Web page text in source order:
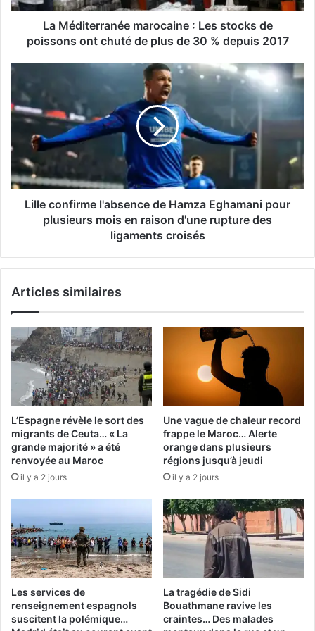
ont
de
depuis
2017
La Méditerranée marocaine : Les stocks de
poissons ont chuté de plus de 30 % depuis 2017
Lille
l'absence
de
Eghamani
pour
plusieurs
mois
des
croisés
Lille confirme l'absence de Hamza Eghamani pour
plusieurs mois en raison d'une rupture des
ligaments croisés
Articles similaires
L’Espagne révèle le sort des
migrants de Ceuta… « La
grande majorité » a été
renvoyée au Maroc
il y a 2 jours
Une vague de chaleur record
frappe le Maroc… Alerte
orange dans plusieurs
régions jusqu’à jeudi
il y a 2 jours
Les services de
renseignement espagnols
suscitent la polémique…
La tragédie de Sidi
Bouathmane ravive les
craintes… Des malades